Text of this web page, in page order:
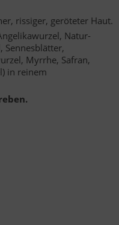
rissiger, geröteter Haut.
Natur-
Sennesblätter,
Myrrhe, Safran,
in reinem